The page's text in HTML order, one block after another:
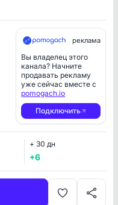
реклама
Вы владелец этого
канала? Начните
продавать рекламу
уже сейчас вместе с
pomogach.io
Подключить
+ 30 дн
+6